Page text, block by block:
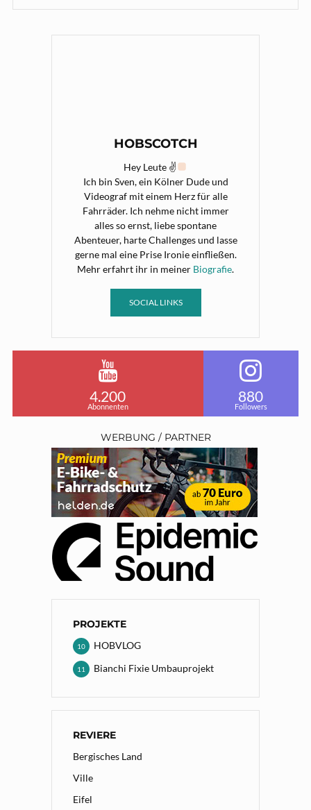
HOBSCOTCH
Hey Leute ✌
Ich bin Sven, ein Kölner Dude und
Videograf mit einem Herz für alle
Fahrräder. Ich nehme nicht immer
alles so ernst, liebe spontane
Abenteuer, harte Challenges und lasse
gerne mal eine Prise Ironie einfließen.
Mehr erfahrt ihr in meiner Biografie.
SOCIAL LINKS
4.200
Abonnenten
880
Followers
WERBUNG / PARTNER
PROJEKTE
HOBVLOG
10
Bianchi Fixie Umbauprojekt
11
REVIERE
Bergisches Land
Ville
Eifel